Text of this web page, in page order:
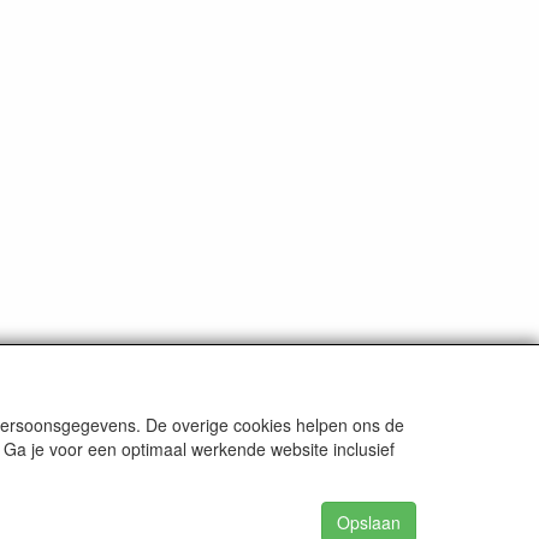
De overige cookies helpen ons de
je voor een optimaal werkende website inclusief
Opslaan